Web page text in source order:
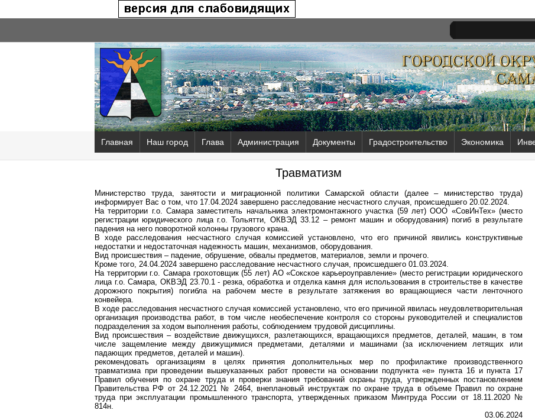
Главная Наш город Глава Администрация Документы Градостроительство Экономика
Травматизм
Министерство труда, занятости и миграционной политики Самарской области (далее – министерство труда)
информирует Вас о том, что 17.04.2024 завершено расследование несчастного случая, происшедшего 20.02.2024.
На территории г.о. Самара заместитель начальника электромонтажного участка (59 лет) ООО «СовИнТех» (место
регистрации юридического лица г.о. Тольятти, ОКВЭД 33.12 – ремонт машин и оборудования) погиб в результате
падения на него поворотной колонны грузового крана.
В ходе расследования несчастного случая комиссией установлено, что его причиной явились конструктивные
недостатки и недостаточная надежность машин, механизмов, оборудования.
Вид происшествия – падение, обрушение, обвалы предметов, материалов, земли и прочего.
Кроме того, 24.04.2024 завершено расследование несчастного случая, происшедшего 01.03.2024.
На территории г.о. Самара грохотовщик (55 лет) АО «Сокское карьероуправление» (место регистрации юридического
лица г.о. Самара, ОКВЭД 23.70.1 - резка, обработка и отделка камня для использования в строительстве в качестве
дорожного покрытия) погибла на рабочем месте в результате затяжения во вращающиеся части ленточного
конвейера.
В ходе расследования несчастного случая комиссией установлено, что его причиной явилась неудовлетворительная
организация производства работ, в том числе необеспечение контроля со стороны руководителей и специалистов
подразделения за ходом выполнения работы, соблюдением трудовой дисциплины.
Вид происшествия – воздействие движущихся, разлетающихся, вращающихся предметов, деталей, машин, в том
числе защемление между движущимися предметами, деталями и машинами (за исключением летящих или
падающих предметов, деталей и машин).
рекомендовать организациям в целях принятия дополнительных мер по профилактике производственного
травматизма при проведении вышеуказанных работ провести на основании подпункта «е» пункта 16 и пункта 17
Правил обучения по охране труда и проверки знания требований охраны труда, утвержденных постановлением
Правительства РФ от 24.12.2021 № 2464, внеплановый инструктаж по охране труда в объеме Правил по охране
труда при эксплуатации промышленного транспорта, утвержденных приказом Минтруда России от 18.11.2020 №
814н.
03.06.2024